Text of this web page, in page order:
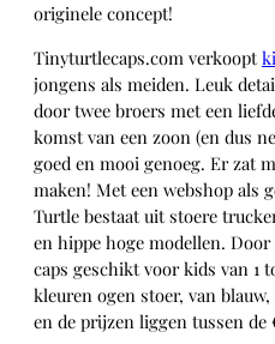
originele concept!
Tinyturtlecaps.com verkoopt
jongens als meiden. Leuk
door twee broers met een
komst van een zoon (en dus
goed en mooi genoeg. Er zat
maken! Met een webshop als
Turtle bestaat uit stoere
en hippe hoge modellen.
caps geschikt voor kids van 1
kleuren ogen stoer, van
en de prijzen liggen tussen de